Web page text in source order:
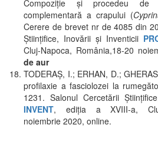
Compoziție și procedeu de
complementară a crapului (
Cerere de brevet nr de 4085 din
Ştiinţifice, Inovării şi Inventicii
Cluj-Napoca, România,18-20
de aur
TODERAŞ, I.; ERHAN, D.;
profilaxie a fasciolozei la
1231. Salonul Cercetării
INVENT, ediţia a XVIII-a, Cluj-
noiembrie 2020, online.